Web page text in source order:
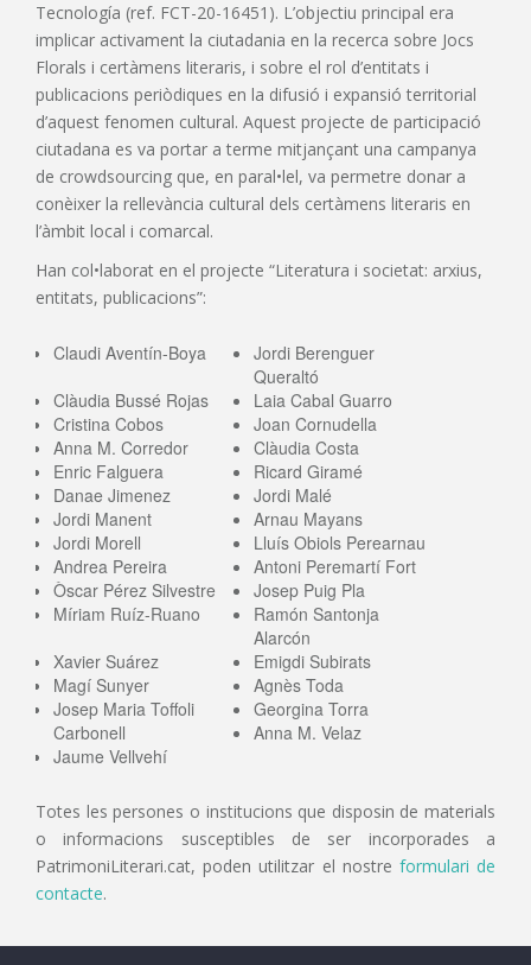
Tecnología (ref. FCT-20-16451). L’objectiu principal era
implicar activament la ciutadania en la recerca sobre Jocs
Florals i certàmens literaris, i sobre el rol d’entitats i
publicacions periòdiques en la difusió i expansió territorial
d’aquest fenomen cultural. Aquest projecte de participació
ciutadana es va portar a terme mitjançant una campanya
de crowdsourcing que, en paral•lel, va permetre donar a
conèixer la rellevància cultural dels certàmens literaris en
l’àmbit local i comarcal.
Han col•laborat en el projecte “Literatura i societat: arxius,
entitats, publicacions”:
Claudi Aventín-Boya
Jordi Berenguer
Queraltó
Clàudia Bussé Rojas
Laia Cabal Guarro
Cristina Cobos
Joan Cornudella
Anna M. Corredor
Clàudia Costa
Enric Falguera
Ricard Giramé
Danae Jimenez
Jordi Malé
Jordi Manent
Arnau Mayans
Jordi Morell
Lluís Obiols Perearnau
Andrea Pereira
Antoni Peremartí Fort
Òscar Pérez Silvestre
Josep Puig Pla
Míriam Ruíz-Ruano
Ramón Santonja
Alarcón
Xavier Suárez
Emigdi Subirats
Magí Sunyer
Agnès Toda
Josep Maria Toffoli
Carbonell
Georgina Torra
Anna M. Velaz
Jaume Vellvehí
Totes les persones o institucions que disposin de materials
o informacions susceptibles de ser incorporades a
PatrimoniLiterari.cat, poden utilitzar el nostre formulari de
contacte.